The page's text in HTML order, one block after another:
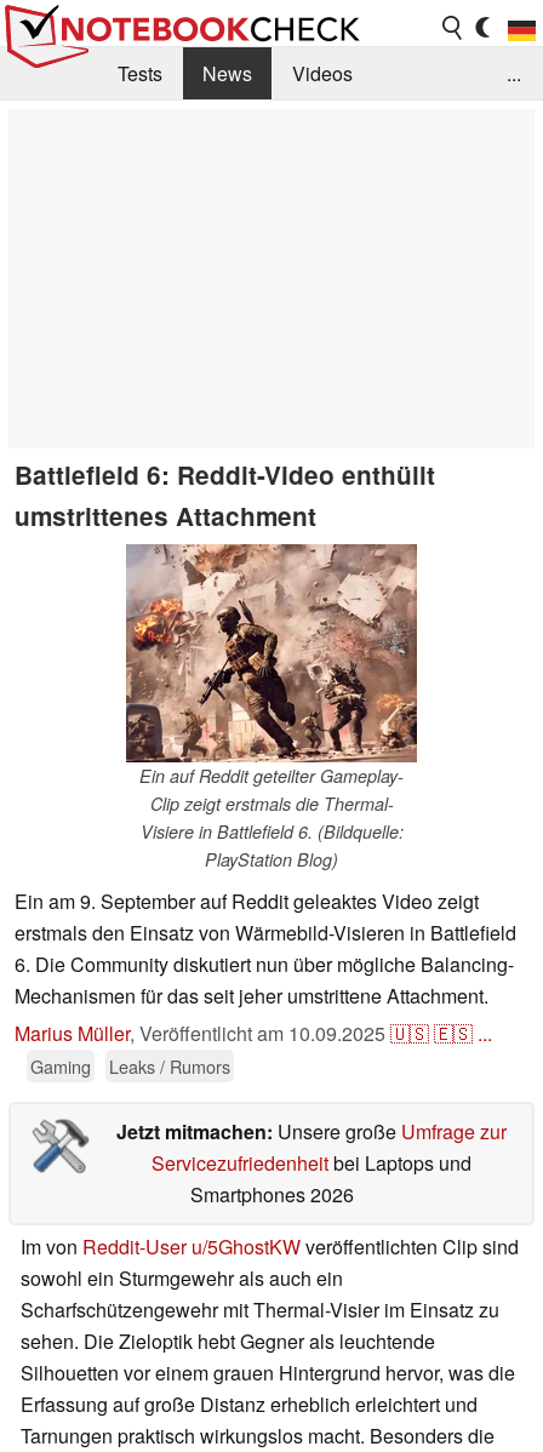
Tests News
Videos
...
Battlefield 6: Reddit-Video enthüllt
umstrittenes Attachment
Ein auf Reddit geteilter Gameplay-
Clip zeigt erstmals die Thermal-
Visiere in Battlefield 6. (Bildquelle:
PlayStation Blog)
Ein am 9. September auf Reddit geleaktes Video zeigt
erstmals den Einsatz von Wärmebild-Visieren in Battlefield
6. Die Community diskutiert nun über mögliche Balancing-
Mechanismen für das seit jeher umstrittene Attachment.
Marius Müller, Veröffentlicht am 10.09.2025🇺🇸🇪🇸 ...
Gaming Leaks / Rumors
Jetzt mitmachen: Unsere große Umfrage zur
Servicezufriedenheitbei Laptops und
Smartphones 2026
Im von Reddit-User u/5GhostKWveröffentlichten Clip sind
sowohl ein Sturmgewehr als auch ein
Scharfschützengewehr mit Thermal-Visier im Einsatz zu
sehen. Die Zieloptik hebt Gegner als leuchtende
Silhouetten vor einem grauen Hintergrund hervor, was die
Erfassung auf große Distanz erheblich erleichtert und
Tarnungen praktisch wirkungslos macht. Besonders die